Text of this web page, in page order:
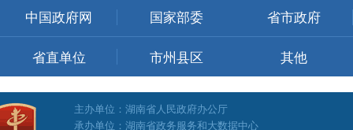
中国政府网 国家部委 省市政府
省直单位 市州县区 其他
主办单位：湖南省人民政府办公厅
承办单位：湖南省政务服务和大数据中心